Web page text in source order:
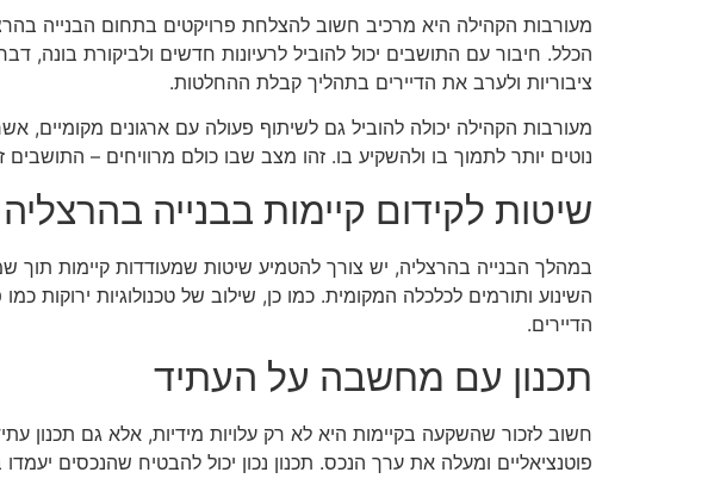
מעורבות הקהילה היא מרכיב חשוב להצלחת פרויקטים בתחום הבנייה
הכלל. חיבור עם התושבים יכול להוביל לרעיונות חדשים ולביקורת
ציבוריות ולערב את הדיירים בתהליך קבלת ההחלטות.
מעורבות הקהילה יכולה להוביל גם לשיתוף פעולה עם ארגונים
נוטים יותר לתמוך בו ולהשקיע בו. זהו מצב שבו כולם מרוויחים –
שיטות לקידום קיימות בבנייה בהרצליה
במהלך הבנייה בהרצליה, יש צורך להטמיע שיטות שמעודדות קיימות תוך
השינוע ותורמים לכלכלה המקומית. כמו כן, שילוב של טכנולוגיות ירוקות
הדיירים.
תכנון עם מחשבה על העתיד
חשוב לזכור שהשקעה בקיימות היא לא רק עלויות מידיות, אלא גם תכנון
פוטנציאליים ומעלה את ערך הנכס. תכנון נכון יכול להבטיח שהנכסים